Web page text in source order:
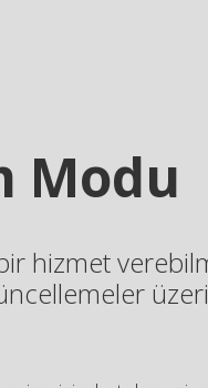
Modu
hizmet